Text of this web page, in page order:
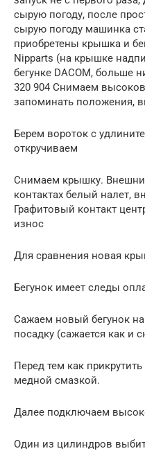
сырую погоду, после
сырую погоду машинка
приобретены крышка и
Nipparts (на крышке
бегунке DACOM, больше
320 904 Снимаем
запоминать положения,
Берем вороток с
откручиваем
Снимаем крышку.
контактах белый налет,
Графитовый контакт
износ
Для сравнения новая
Бегунок имеет следы
Сажаем новый бегунок
посадку (сажается как и
Перед тем как
медной смазкой.
Далее подключаем
Один из цилиндров